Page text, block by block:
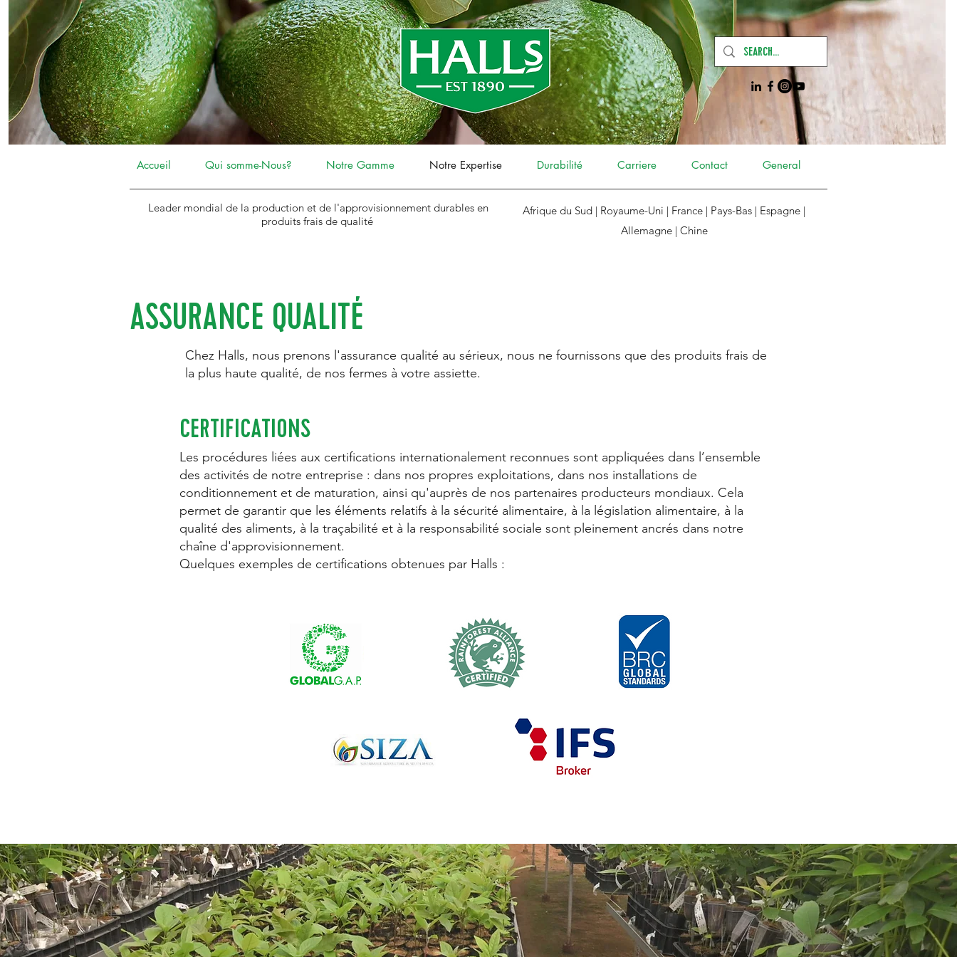
Accueil Qui somme-Nous? Notre Gamme Notre Expertise Durabilité Carriere Contact General
Leader mondial de la production et de l'approvisionnement durables en
produits frais de qualité
Afrique du Sud | Royaume-Uni | France | Pays-Bas | Espagne |
Allemagne | Chine
ASSURANCE QUALITÉ
Chez Halls, nous prenons l'assurance qualité au sérieux, nous ne fournissons que des produits frais de
la plus haute qualité, de nos fermes à votre assiette.
CERTIFICATIONS
Les procédures liées aux certifications internationalement reconnues sont appliquées dans l’ensemble
des activités de notre entreprise : dans nos propres exploitations, dans nos installations de
conditionnement et de maturation, ainsi qu'auprès de nos partenaires producteurs mondiaux. Cela
permet de garantir que les éléments relatifs à la sécurité alimentaire, à la législation alimentaire, à la
qualité des aliments, à la traçabilité et à la responsabilité sociale sont pleinement ancrés dans notre
chaîne d'approvisionnement.
Quelques exemples de certifications obtenues par Halls :